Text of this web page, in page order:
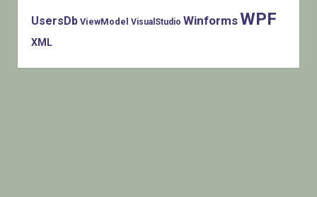
UsersDb ViewModel VisualStudio WinformsWPF
XML